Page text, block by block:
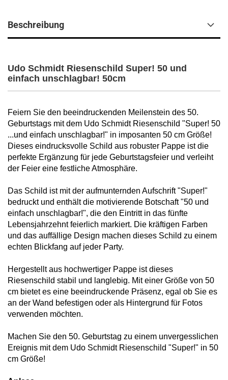
Beschreibung
Udo Schmidt Riesenschild Super! 50 und
einfach unschlagbar! 50cm
Feiern Sie den beeindruckenden Meilenstein des 50.
Geburtstags mit dem Udo Schmidt Riesenschild "Super! 50
...und einfach unschlagbar!" in imposanten 50 cm Größe!
Dieses eindrucksvolle Schild aus robuster Pappe ist die
perfekte Ergänzung für jede Geburtstagsfeier und verleiht
der Feier eine festliche Atmosphäre.
Das Schild ist mit der aufmunternden Aufschrift "Super!"
bedruckt und enthält die motivierende Botschaft "50 und
einfach unschlagbar!", die den Eintritt in das fünfte
Lebensjahrzehnt feierlich markiert. Die kräftigen Farben
und das auffällige Design machen dieses Schild zu einem
echten Blickfang auf jeder Party.
Hergestellt aus hochwertiger Pappe ist dieses
Riesenschild stabil und langlebig. Mit einer Größe von 50
cm bietet es eine beeindruckende Präsenz, egal ob Sie es
an der Wand befestigen oder als Hintergrund für Fotos
verwenden möchten.
Machen Sie den 50. Geburtstag zu einem unvergesslichen
Ereignis mit dem Udo Schmidt Riesenschild "Super!" in 50
cm Größe!